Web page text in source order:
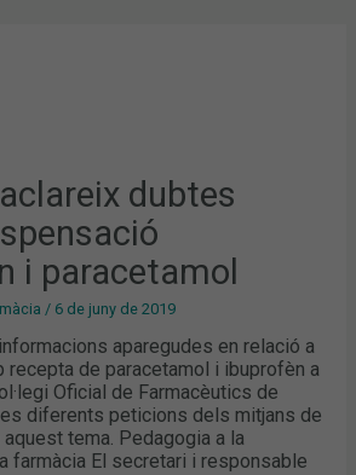
dubtes
i paracetamol
/ 6 de juny de 2019
aparegudes en relació a
recepta de paracetamol i ibuprofèn a
Oficial de Farmacèutics de
diferents peticions dels mitjans de
tema. Pedagogia a la
farmàcia El secretari i responsable